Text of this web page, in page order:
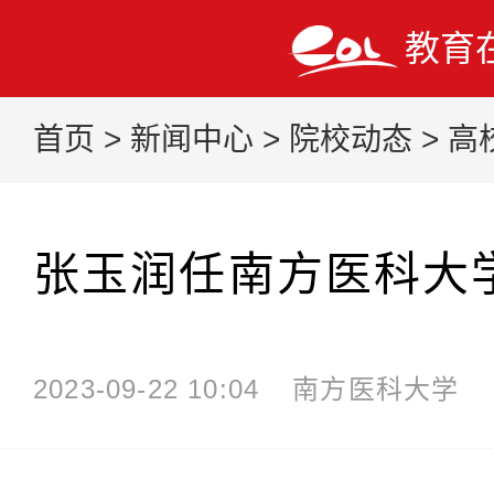
教育
首页 > 新闻中心 > 院校动态 > 高
张玉润任南方医科大
2023-09-22 10:04 南方医科大学